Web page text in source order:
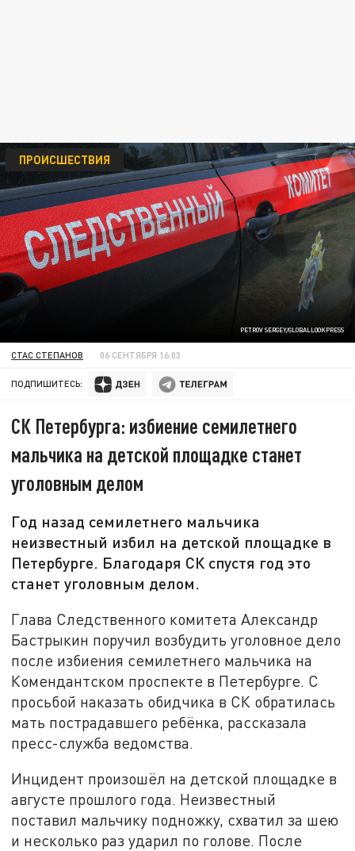
PETROV SERGEY/GLOBALLOOKPRESS
ПРОИСШЕСТВИЯ
СТАС СТЕПАНОВ 06 СЕНТЯБРЯ 16:03
ПОДПИШИТЕСЬ:
СК Петербурга: избиение семилетнего
мальчика на детской площадке станет
уголовным делом
Год назад семилетнего мальчика
неизвестный избил на детской площадке в
Петербурге. Благодаря СК спустя год это
станет уголовным делом.
Глава Следственного комитета Александр
Бастрыкин поручил возбудить уголовное дело
после избиения семилетнего мальчика на
Комендантском проспекте в Петербурге. С
просьбой наказать обидчика в СК обратилась
мать пострадавшего ребёнка, рассказала
пресс-служба ведомства.
Инцидент произошёл на детской площадке в
августе прошлого года. Неизвестный
поставил мальчику подножку, схватил за шею
и несколько раз ударил по голове. После